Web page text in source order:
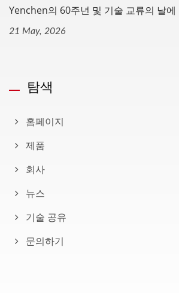
Yenchen의 60주년 및 기술 교류의 날에
21 May, 2026
탐색
홈페이지
제품
회사
뉴스
기술 공유
문의하기